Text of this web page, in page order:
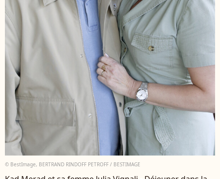
© BestImage, BERTRAND RINDOFF PETROFF / BESTIMAGE